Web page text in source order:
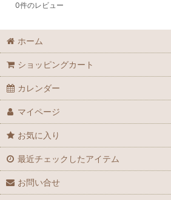
0件のレビュー
ホーム
ショッピングカート
カレンダー
マイページ
お気に入り
最近チェックしたアイテム
お問い合せ